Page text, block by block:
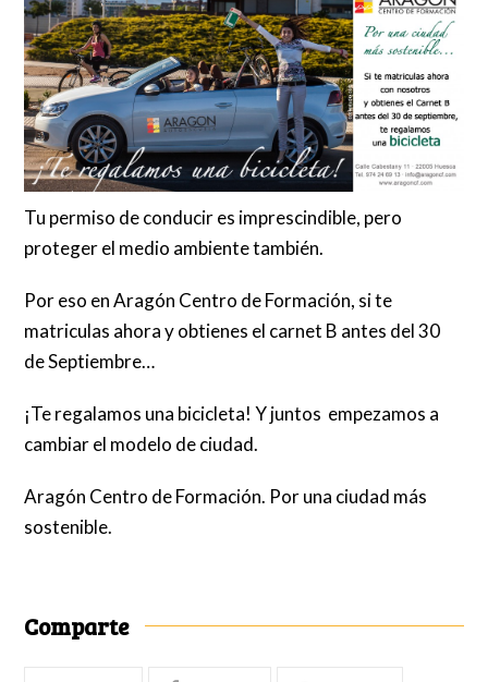
Tu permiso de conducir es imprescindible, pero
proteger el medio ambiente también.
Por eso en Aragón Centro de Formación, si te
matriculas ahora y obtienes el carnet B antes del 30
de Septiembre…
¡Te regalamos una bicicleta! Y juntos empezamos a
cambiar el modelo de ciudad.
Aragón Centro de Formación. Por una ciudad más
sostenible.
Comparte